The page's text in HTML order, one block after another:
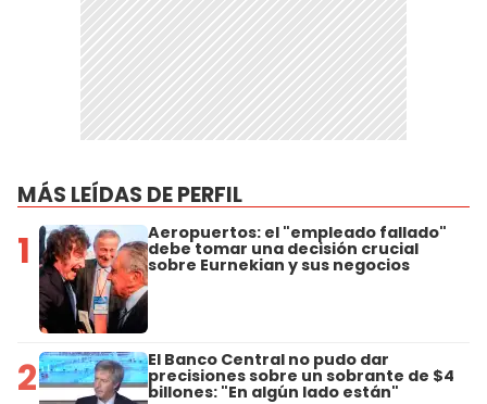
MÁS LEÍDAS DE PERFIL
1 Aeropuertos: el "empleado fallado"
debe tomar una decisión crucial
sobre Eurnekian y sus negocios
2 El Banco Central no pudo dar
precisiones sobre un sobrante de $4
billones: "En algún lado están"